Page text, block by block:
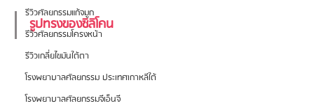
รีวิวศัลยกรรมแก้จมูก
รีวิวศัลยกรรมโครงหน้า
รีวิวเกลี่ยไขมันใต้ตา
โรงพยาบาลศัลยกรรม ประเทศเกาหลีใต้
โรงพยาบาลศัลยกรรมจีเอ็นจี
รูปทรงของซิลิโคน